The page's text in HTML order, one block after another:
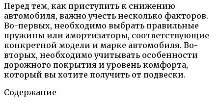
Перед тем, как приступить к снижению
автомобиля, важно учесть несколько факторов.
Во-первых, необходимо выбрать правильные
пружины или амортизаторы, соответствующие
конкретной модели и марке автомобиля. Во-
вторых, необходимо учитывать особенности
дорожного покрытия и уровень комфорта,
который вы хотите получить от подвески.
Содержание